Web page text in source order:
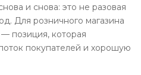
и снова: это не разовая
Для розничного магазина
позиция, которая
покупателей и хорошую